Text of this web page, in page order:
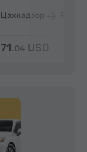
Цахкадзор
71.04 USD